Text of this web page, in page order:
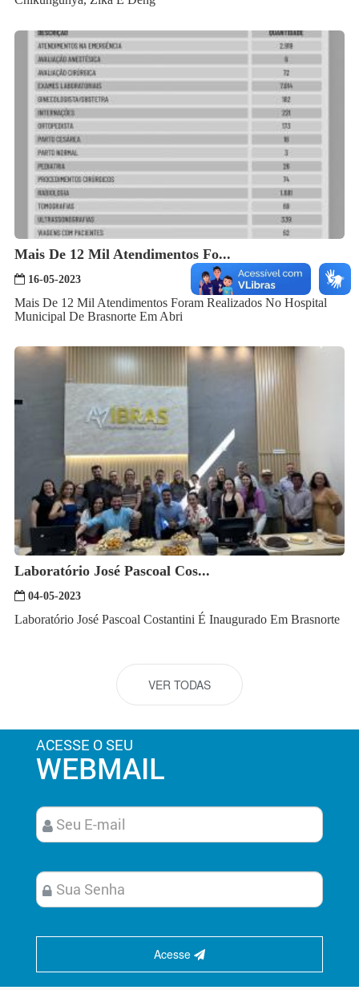
Mais De 12 Mil Atendimentos Fo...
16-05-2023
Mais De 12 Mil Atendimentos Foram Realizados No Hospital
Municipal De Brasnorte Em Abri
Laboratório José Pascoal Cos...
04-05-2023
Laboratório José Pascoal Costantini É Inaugurado Em Brasnorte
VER TODAS
ACESSE O SEU
WEBMAIL
Acesse